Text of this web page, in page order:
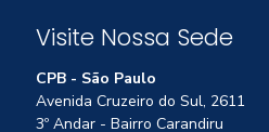
Visite Nossa Sede
CPB - São Paulo
Avenida Cruzeiro do Sul, 2611
3º Andar - Bairro Carandiru